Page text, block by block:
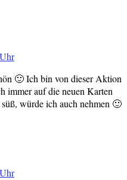
🙂 Ich bin von dieser Aktion
immer auf die neuen Karten
würde ich auch nehmen 🙂